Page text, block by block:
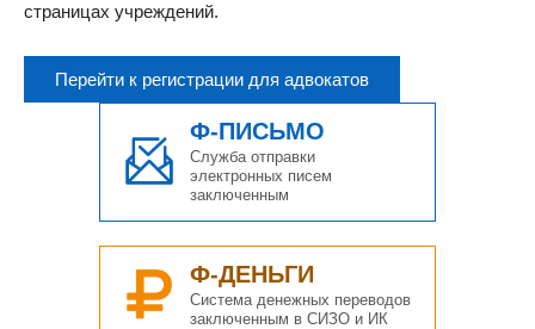
страницах учреждений.
Перейти к регистрации для адвокатов
Ф-ПИСЬМО
Служба отправки
электронных писем
заключенным
Ф-ДЕНЬГИ
Система денежных переводов
заключенным в СИЗО и ИК